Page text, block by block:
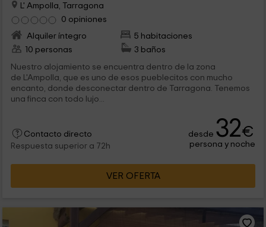
L' Ampolla, Tarragona
0 opiniones
Alquiler íntegro
5 habitaciones
10 personas
3 baños
Nuestro alojamiento se encuentra dentro de la zona
de L'Ampolla, que es uno de esos pueblecitos con mucho
encanto, donde desconectar dentro de Tarragona. Tenemos
una finca con todo lujo...
Contacto directo
Respuesta superior a 72h
desde 32€
persona y noche
VER OFERTA